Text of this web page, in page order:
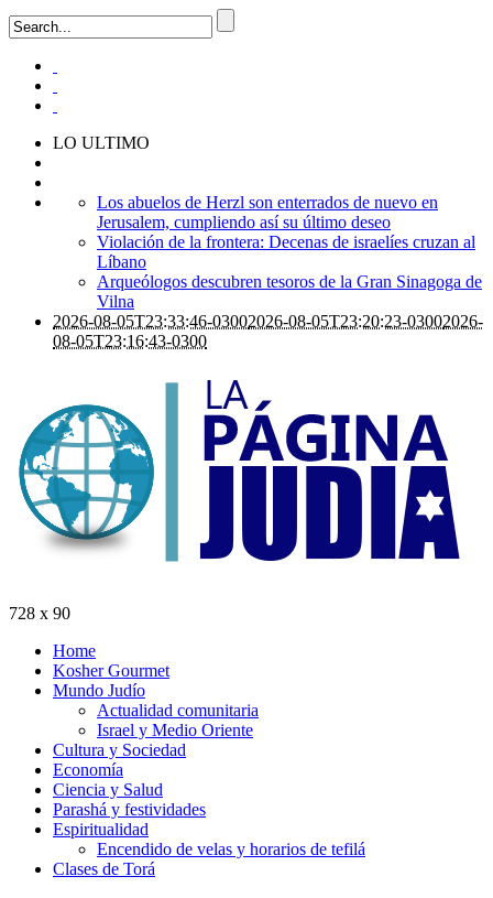
LO ULTIMO
Los abuelos de Herzl son enterrados de nuevo en
Jerusalem, cumpliendo así su último deseo
Violación de la frontera: Decenas de israelíes cruzan al
Líbano
Arqueólogos descubren tesoros de la Gran Sinagoga de
Vilna
2026-08-05T23:33:46-03002026-08-05T23:20:23-03002026-
08-05T23:16:43-0300
728 x 90
Home
Kosher Gourmet
Mundo Judío
Actualidad comunitaria
Israel y Medio Oriente
Cultura y Sociedad
Economía
Ciencia y Salud
Parashá y festividades
Espiritualidad
Encendido de velas y horarios de tefilá
Clases de Torá